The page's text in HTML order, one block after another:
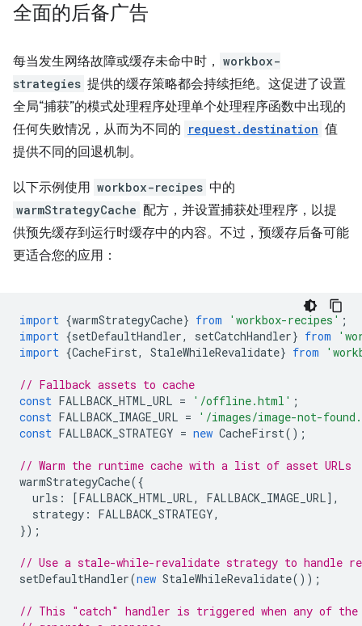
全面的后备广告
每当发生网络故障或缓存未命中时， workbox-
strategies 提供的缓存策略都会持续拒绝。这促进了设置
全局“捕获”的模式处理程序处理单个处理程序函数中出现的
任何失败情况，从而为不同的 request.destination 值
提供不同的回退机制。
以下示例使用 workbox-recipes 中的
warmStrategyCache 配方，并设置捕获处理程序，以提
供预先缓存到运行时缓存中的内容。不过，预缓存后备可能
更适合您的应用：
import {warmStrategyCache} from 'workbox-recipes' ;
import {setDefaultHandler, setCatchHandler} from
import {CacheFirst, StaleWhileRevalidate} from
// Fallback assets to cache
const FALLBACK_HTML_URL = '/offline.html' ;
const FALLBACK_IMAGE_URL =
'/images/image-not-
const FALLBACK_STRATEGY = new CacheFirst();
// Warm the runtime cache with a list of asset URLs
warmStrategyCache({
urls : [FALLBACK_HTML_URL, FALLBACK_IMAGE_URL],
strategy : FALLBACK_STRATEGY,
});
// Use a stale-while-revalidate strategy to handle
setDefaultHandler(new StaleWhileRevalidate());
// This "catch" handler is triggered when any of